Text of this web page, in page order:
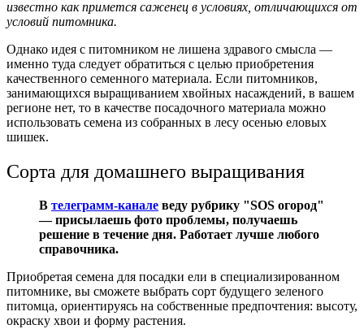
известно как примется саженец в условиях, отличающихся от
условий питомника.
Однако идея с питомником не лишена здравого смысла —
именно туда следует обратиться с целью приобретения
качественного семенного материала. Если питомников,
занимающихся выращиванием хвойных насаждений, в вашем
регионе нет, то в качестве посадочного материала можно
использовать семена из собранных в лесу осенью еловых
шишек.
Сорта для домашнего выращивания
В телеграмм-канале веду рубрику "SOS огород"
— присылаешь фото проблемы, получаешь
решение в течение дня. Работает лучше любого
справочника.
Приобретая семена для посадки ели в специализированном
питомнике, вы сможете выбрать сорт будущего зеленого
питомца, ориентируясь на собственные предпочтения: высоту,
окраску хвои и форму растения.